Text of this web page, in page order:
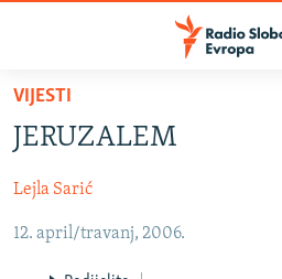
Pređite
glavni
Pređite
na
SRBIJA
KOSOVO
VIJESTI
JERUZALEM
Lejla Sarić
12. april/travanj, 2006.